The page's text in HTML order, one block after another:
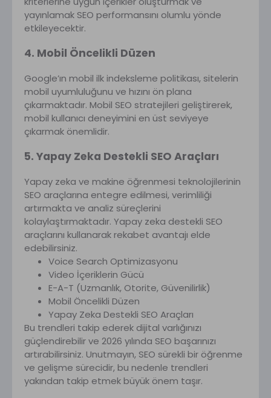
yayınlamak SEO performansını olumlu yönde
etkileyecektir.
4. Mobil Öncelikli Düzen
Google’ın mobil ilk indeksleme politikası, sitelerin
mobil uyumluluğunu ve hızını ön plana
çıkarmaktadır. Mobil SEO stratejileri geliştirerek,
mobil kullanıcı deneyimini en üst seviyeye
çıkarmak önemlidir.
5. Yapay Zeka Destekli SEO Araçları
Yapay zeka ve makine öğrenmesi teknolojilerinin
SEO araçlarına entegre edilmesi, verimliliği
artırmakta ve analiz süreçlerini
kolaylaştırmaktadır. Yapay zeka destekli SEO
araçlarını kullanarak rekabet avantajı elde
edebilirsiniz.
Voice Search Optimizasyonu
Video İçeriklerin Gücü
E-A-T (Uzmanlık, Otorite, Güvenilirlik)
Mobil Öncelikli Düzen
Yapay Zeka Destekli SEO Araçları
Bu trendleri takip ederek dijital varlığınızı
güçlendirebilir ve 2026 yılında SEO başarınızı
artırabilirsiniz. Unutmayın, SEO sürekli bir öğrenme
ve gelişme sürecidir, bu nedenle trendleri
yakından takip etmek büyük önem taşır.